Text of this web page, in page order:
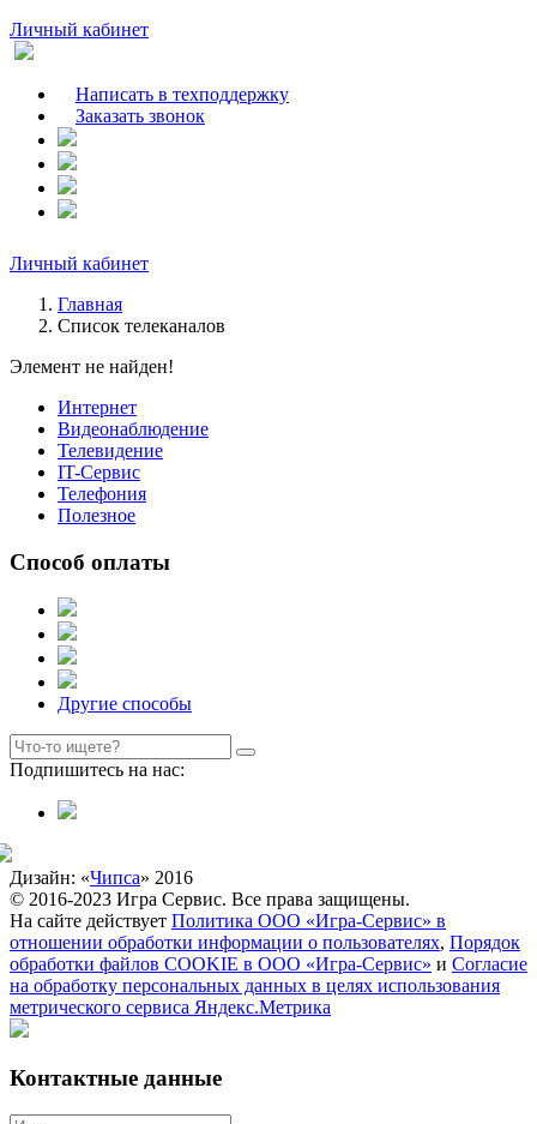
Личный кабинет
Написать в техподдержку
Заказать звонок
Личный кабинет
Главная
Список телеканалов
Элемент не найден!
Интернет
Видеонаблюдение
Телевидение
IT-Сервис
Телефония
Полезное
Способ оплаты
Другие способы
Подпишитесь на нас:
Дизайн: «Чипса» 2016
© 2016-2023 Игра Сервис. Все права защищены.
На сайте действует Политика ООО «Игра-Сервис» в
отношении обработки информации о пользователях, Порядок
обработки файлов COOKIE в ООО «Игра-Сервис» и Согласие
на обработку персональных данных в целях использования
метрического сервиса Яндекс.Метрика
Контактные данные